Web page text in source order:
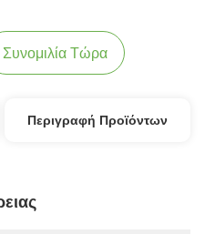
Συνομιλία Τώρα
Περιγραφή Προϊόντων